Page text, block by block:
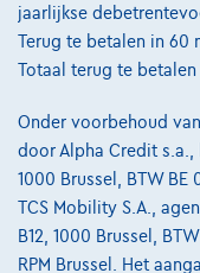
Ontdek het volledige
1702 Groot-
Vergelijk
jaarlijkse
Terug te betalen in 60
Totaal terug te betalen
Onder voorbehoud
door Alpha Credit
1000 Brussel, BTW BE
TCS Mobility S.A.,
B12, 1000 Brussel,
RPM Brussel. Het